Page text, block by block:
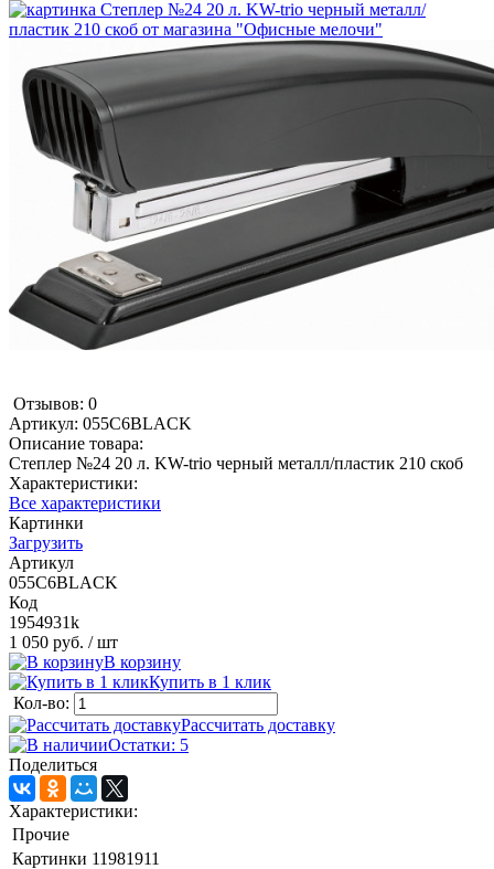
Отзывов: 0
Артикул: 055C6BLACK
Описание товара:
Степлер №24 20 л. KW-trio черный металл/пластик 210 скоб
Характеристики:
Все характеристики
Картинки
Загрузить
Артикул
055C6BLACK
Код
1954931k
1 050 руб. / шт
В корзину
Купить в 1 клик
Кол-во:
Рассчитать доставку
Остатки: 5
Поделиться
Характеристики:
Прочие
Картинки 11981911